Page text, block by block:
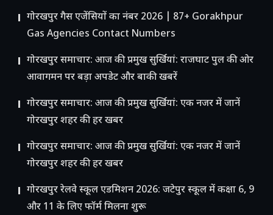
गोरखपुर गैस एजेंसियों का नंबर 2026 | 87+ Gorakhpur
Gas Agencies Contact Numbers
गोरखपुर समाचार: आज की प्रमुख सुर्खियां: राजघाट पुल की ओर
आवागमन पर बड़ा अपडेट और बाकी खबरें
गोरखपुर समाचार: आज की प्रमुख सुर्खियां: एक नजर में जानें
गोरखपुर शहर की हर खबर
गोरखपुर समाचार: आज की प्रमुख सुर्खियां: एक नजर में जानें
गोरखपुर शहर की हर खबर
गोरखपुर रेलवे स्कूल एडमिशन 2026: जटेपुर स्कूल में कक्षा 6, 9
और 11 के लिए फॉर्म मिलना शुरू